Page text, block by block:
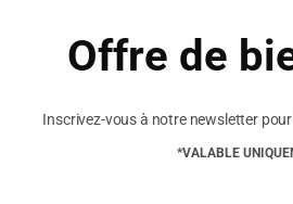
Annie
Pantoufles
-
Cognac
Offre de
Inscrivez-vous à notre newsletter
*VALABLE